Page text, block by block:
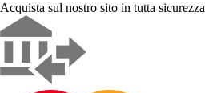
Acquista sul nostro sito in tutta sicurezza